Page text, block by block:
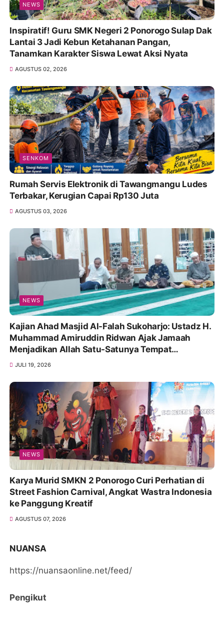
NEWS
Inspiratif! Guru SMK Negeri 2 Ponorogo Sulap Dak
Lantai 3 Jadi Kebun Ketahanan Pangan,
Tanamkan Karakter Siswa Lewat Aksi Nyata
AGUSTUS 02, 2026
SENKOM
Rumah Servis Elektronik di Tawangmangu Ludes
Terbakar, Kerugian Capai Rp130 Juta
AGUSTUS 03, 2026
NEWS
Kajian Ahad Masjid Al-Falah Sukoharjo: Ustadz H.
Muhammad Amiruddin Ridwan Ajak Jamaah
Menjadikan Allah Satu-Satunya Tempat
Bergantung
JULI 19, 2026
NEWS
Karya Murid SMKN 2 Ponorogo Curi Perhatian di
Street Fashion Carnival, Angkat Wastra Indonesia
ke Panggung Kreatif
AGUSTUS 07, 2026
NUANSA
https://nuansaonline.net/feed/
Pengikut